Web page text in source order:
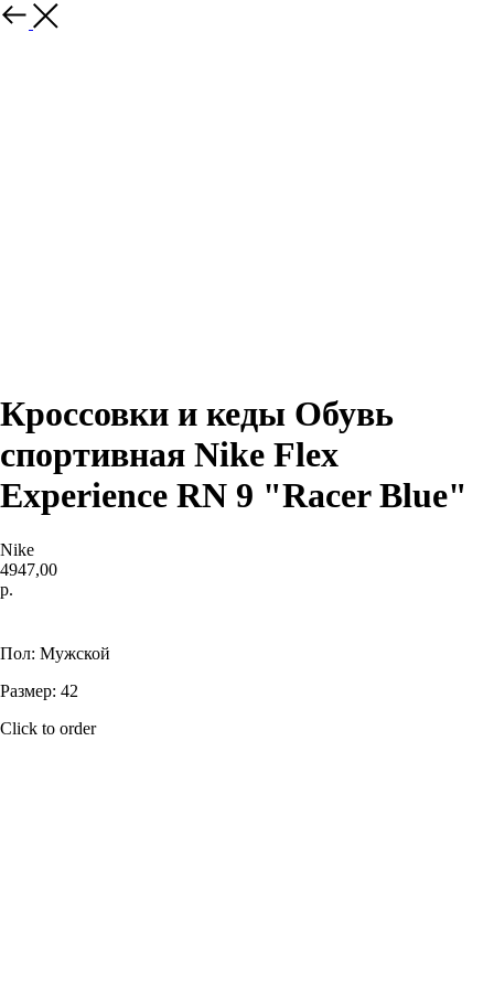
Назад
Кроссовки и кеды Обувь
спортивная Nike Flex
Experience RN 9 "Racer Blue"
Nike
4947,00
р.
Пол: Мужской
Размер: 42
Click to order